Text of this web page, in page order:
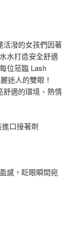
活潑的女孩們因著
水打造安全舒適
位蒞臨 Lash
迷人的雙眼！
舒適的環境、熱情
口接著劑
感，眨眼瞬間宛